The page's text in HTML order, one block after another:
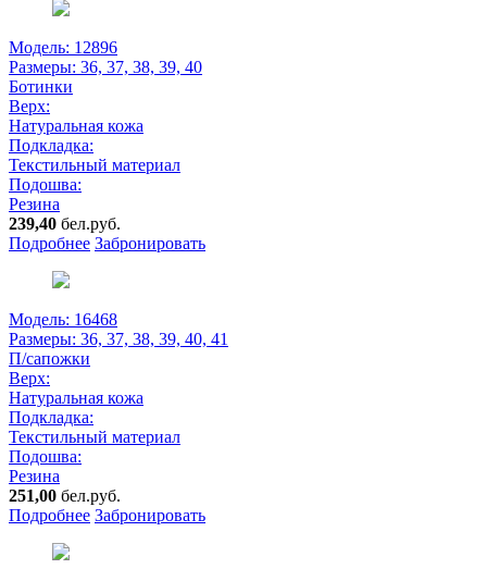
Модель: 12896
Размеры: 36, 37, 38, 39, 40
Ботинки
Верх:
Натуральная кожа
Подкладка:
Текстильный материал
Подошва:
Резина
239,40 бел.руб.
Подробнее Забронировать
Модель: 16468
Размеры: 36, 37, 38, 39, 40, 41
П/сапожки
Верх:
Натуральная кожа
Подкладка:
Текстильный материал
Подошва:
Резина
251,00 бел.руб.
Подробнее Забронировать